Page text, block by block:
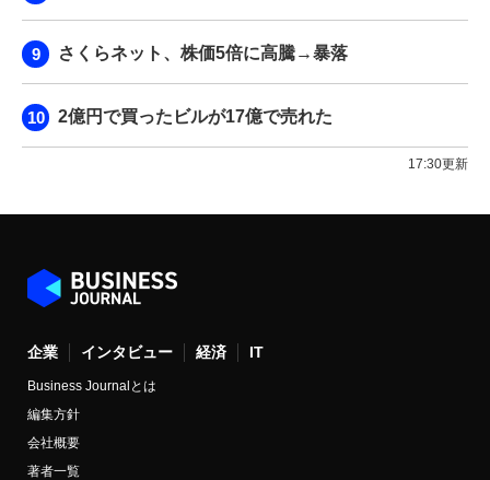
さくらネット、株価5倍に高騰→暴落
2億円で買ったビルが17億で売れた
17:30更新
企業 インタビュー 経済 IT
Business Journalとは
編集方針
会社概要
著者一覧